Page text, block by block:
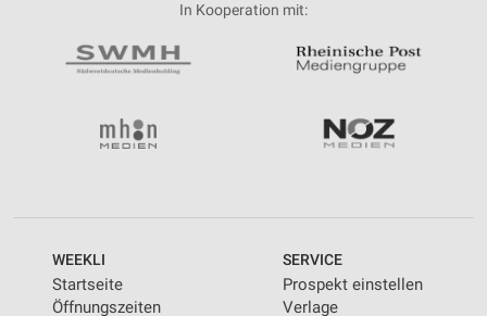
In Kooperation mit:
WEEKLI
Startseite
Öffnungszeiten
SERVICE
Prospekt einstellen
Verlage